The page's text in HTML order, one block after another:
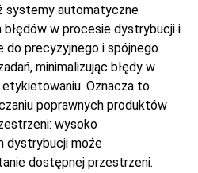
systemy automatyczne
błędów w procesie dystrybucji i
do precyzyjnego i spójnego
minimalizując błędy w
Oznacza to
poprawnych produktów
wysoko
dystrybucji może
dostępnej przestrzeni.